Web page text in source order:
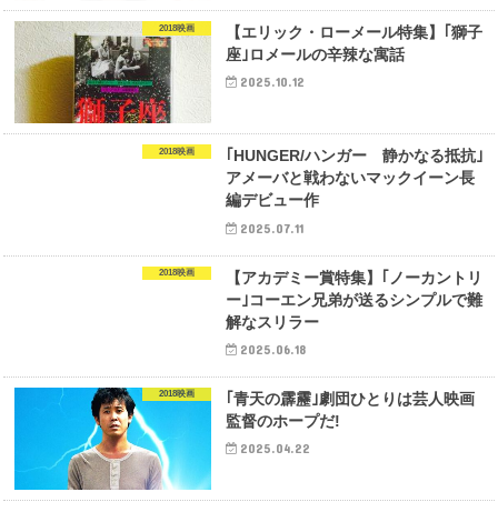
2018映画
【エリック・ローメール特集】｢獅子
座｣ロメールの辛辣な寓話
2025.10.12
2018映画
｢HUNGER/ハンガー 静かなる抵抗｣
アメーバと戦わないマックイーン長
編デビュー作
2025.07.11
2018映画
【アカデミー賞特集】｢ノーカントリ
ー｣コーエン兄弟が送るシンプルで難
解なスリラー
2025.06.18
2018映画
｢青天の霹靂｣劇団ひとりは芸人映画
監督のホープだ!
2025.04.22